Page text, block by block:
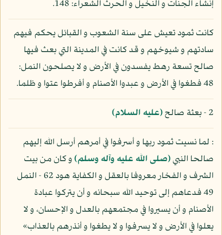
إنشاء الجنات و النخيل و الحرث الشعراء: 148.
كانت ثمود تعيش على سنة الشعوب و القبائل يحكم فيهم
سادتهم و شيوخهم و قد كانت في المدينة التي بعث فيها
صالح تسعة رهط يفسدون في الأرض و لا يصلحون النمل:
48 فطغوا في الأرض و عبدوا الأصنام و أفرطوا عتوا و ظلما.
2 - بعثة صالح (عليه السلام)
: لما نسيت ثمود ربها و أسرفوا في أمرهم أرسل الله إليهم
صالحا النبي(صلى الله عليه وآله وسلم)و كان من بيت
الشرف و الفخار معروفا بالعقل و الكفاية هود 62 - النمل
49 فدعاهم إلى توحيد الله سبحانه و أن يتركوا عبادة
الأصنام و أن يسيروا في مجتمعهم بالعدل و الإحسان، و لا
يعلوا في الأرض و لا يسرفوا و لا يطغوا و أنذرهم بالعذاب»